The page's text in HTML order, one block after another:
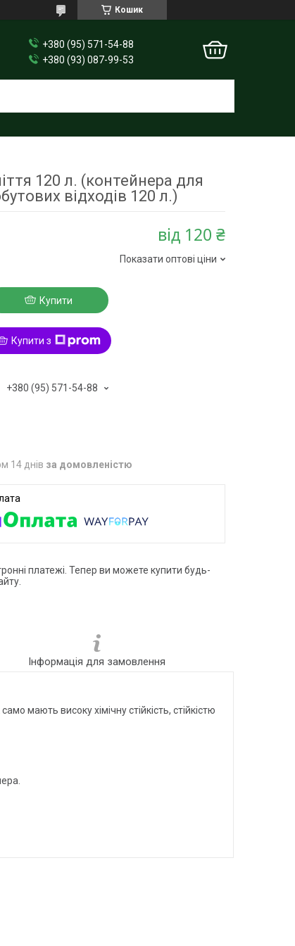
Кошик
+380 (95) 571-54-88
+380 (93) 087-99-53
120 л. (контейнера для
відходів 120 л.)
від 120 ₴
Показати оптові ціни
Купити
Купити з
+380 (95) 571-54-88
14 днів за домовленістю
платежі. Тепер ви можете купити будь-
Інформація для замовлення
мають високу хімічну стійкість, стійкістю